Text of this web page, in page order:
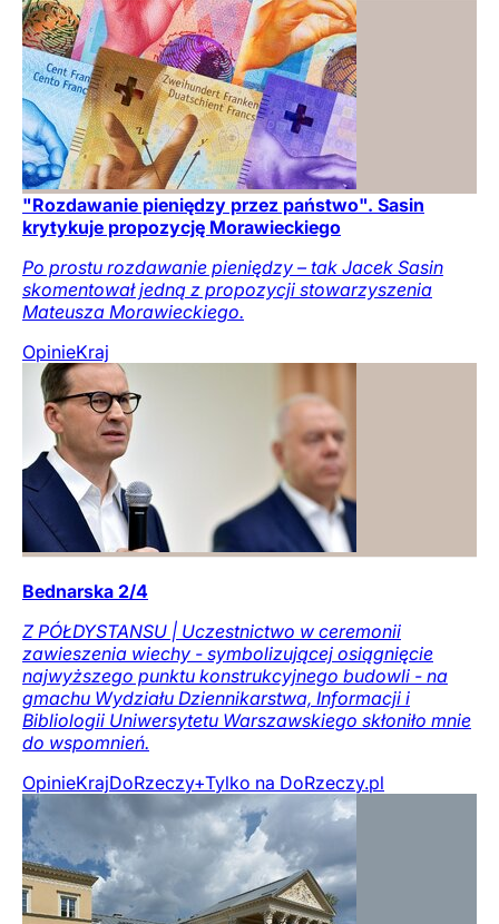
"Rozdawanie pieniędzy przez państwo". Sasin
krytykuje propozycję Morawieckiego
Po prostu rozdawanie pieniędzy – tak Jacek Sasin
skomentował jedną z propozycji stowarzyszenia
Mateusza Morawieckiego.
OpinieKraj
Bednarska 2/4
Z PÓŁDYSTANSU | Uczestnictwo w ceremonii
zawieszenia wiechy - symbolizującej osiągnięcie
najwyższego punktu konstrukcyjnego budowli - na
gmachu Wydziału Dziennikarstwa, Informacji i
Bibliologii Uniwersytetu Warszawskiego skłoniło mnie
do wspomnień.
OpinieKrajDoRzeczy+Tylko na DoRzeczy.pl